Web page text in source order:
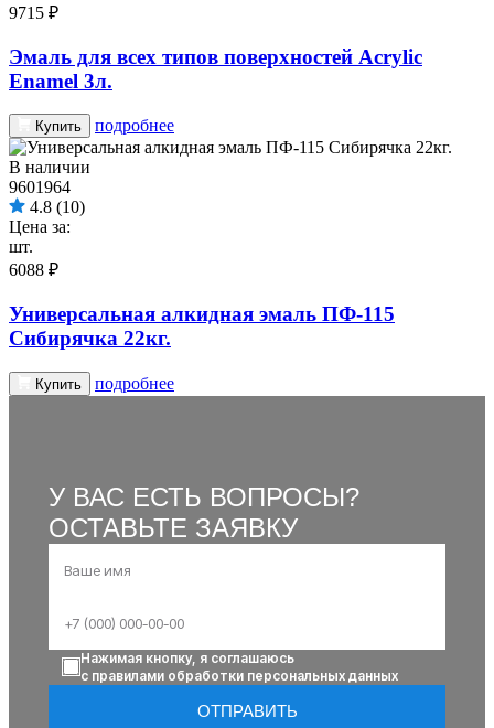
9715 ₽
Эмаль для всех типов поверхностей Acrylic
Enamel 3л.
Купить подробнее
В наличии
9601964
4.8 (10)
Цена за:
шт.
6088 ₽
Универсальная алкидная эмаль ПФ-115
Сибирячка 22кг.
Купить подробнее
У ВАС ЕСТЬ ВОПРОСЫ?
ОСТАВЬТЕ ЗАЯВКУ
Нажимая кнопку, я соглашаюсь
с правилами обработки персональных данных
ОТПРАВИТЬ